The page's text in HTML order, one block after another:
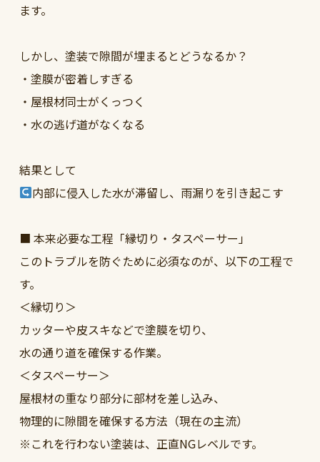
ます。
しかし、塗装で隙間が埋まるとどうなるか？
・塗膜が密着しすぎる
・屋根材同士がくっつく
・水の逃げ道がなくなる
結果として
内部に侵入した水が滞留し、雨漏りを引き起こす
■ 本来必要な工程「縁切り・タスペーサー」
このトラブルを防ぐために必須なのが、以下の工程で
す。
＜縁切り＞
カッターや皮スキなどで塗膜を切り、
水の通り道を確保する作業。
＜タスペーサー＞
屋根材の重なり部分に部材を差し込み、
物理的に隙間を確保する方法（現在の主流）
※これを行わない塗装は、正直NGレベルです。